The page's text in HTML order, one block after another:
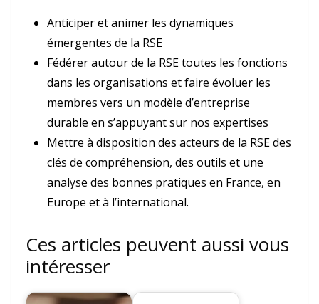
Anticiper et animer les dynamiques
émergentes de la RSE
Fédérer autour de la RSE toutes les fonctions
dans les organisations et faire évoluer les
membres vers un modèle d’entreprise
durable en s’appuyant sur nos expertises
Mettre à disposition des acteurs de la RSE des
clés de compréhension, des outils et une
analyse des bonnes pratiques en France, en
Europe et à l’international.
Ces articles peuvent aussi vous
intéresser